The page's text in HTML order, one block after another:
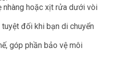
nhàng hoặc xịt rửa dưới vòi
đối khi bạn di chuyển
góp phần bảo vệ môi